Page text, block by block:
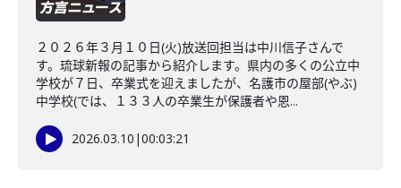
２０２６年３月１０日(火)放送回担当は中川信子さんで
す。琉球新報の記事から紹介します。県内の多くの公立中
学校が７日、卒業式を迎えましたが、名護市の屋部(やぶ)
中学校(では、１３３人の卒業生が保護者や恩...
2026.03.10 |00:03:21